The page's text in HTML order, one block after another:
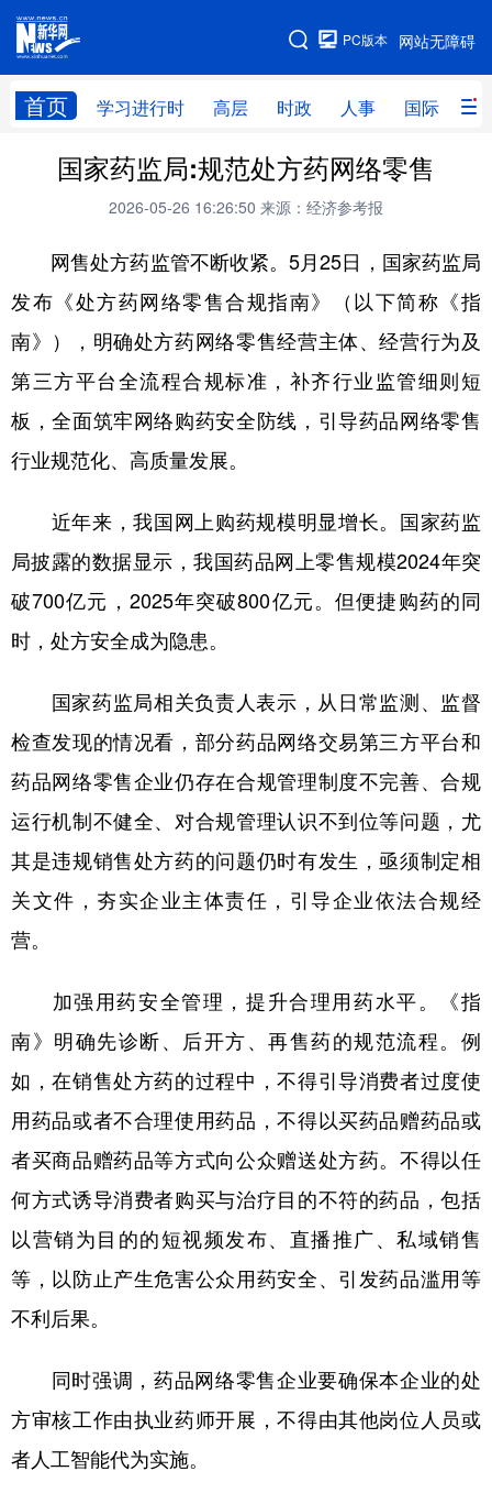
网站无障碍
PC版本
首页 学习进行时 高层 时政 人事 国际 财
网站地图
学习进行时 高层 时政 人事
财经 网评
台湾 思客智库 全球连线 教育
科技 科创 量子 体育
文化 书画 健康 军事
访谈 视频 图片 政务
学术中国 乡村振兴 银龄 溯源中国
彩票 娱乐
文化产业
地方频道
北京 天津 河北 山西
辽宁 吉林 上海 江苏
山东 河南 湖北 湖南
广东 广西 海南 重庆
四川 贵州 云南 西藏
陕西 甘肃 青海 宁夏
新疆 内蒙古 黑龙江
English
国家药监局:规范处方药网络零售
2026-05-26 16:26:50 来源：经济参考报
网售处方药监管不断收紧。5月25日，国家药监局
发布《处方药网络零售合规指南》（以下简称《指
南》），明确处方药网络零售经营主体、经营行为及
第三方平台全流程合规标准，补齐行业监管细则短
板，全面筑牢网络购药安全防线，引导药品网络零售
行业规范化、高质量发展。
近年来，我国网上购药规模明显增长。国家药监
局披露的数据显示，我国药品网上零售规模2024年突
破700亿元，2025年突破800亿元。但便捷购药的同
时，处方安全成为隐患。
国家药监局相关负责人表示，从日常监测、监督
检查发现的情况看，部分药品网络交易第三方平台和
药品网络零售企业仍存在合规管理制度不完善、合规
运行机制不健全、对合规管理认识不到位等问题，尤
其是违规销售处方药的问题仍时有发生，亟须制定相
关文件，夯实企业主体责任，引导企业依法合规经
营。
加强用药安全管理，提升合理用药水平。《指
南》明确先诊断、后开方、再售药的规范流程。例
如，在销售处方药的过程中，不得引导消费者过度使
用药品或者不合理使用药品，不得以买药品赠药品或
者买商品赠药品等方式向公众赠送处方药。不得以任
何方式诱导消费者购买与治疗目的不符的药品，包括
以营销为目的的短视频发布、直播推广、私域销售
等，以防止产生危害公众用药安全、引发药品滥用等
不利后果。
同时强调，药品网络零售企业要确保本企业的处
方审核工作由执业药师开展，不得由其他岗位人员或
者人工智能代为实施。